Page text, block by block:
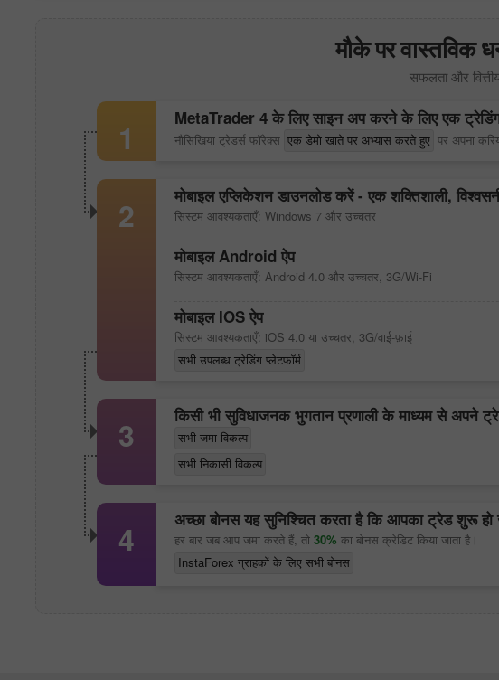
मौके पर वास्तविक
सफलता और
1 MetaTrader 4 के लिए साइन अप करने के लिए एक
नौसिखिया ट्रेडर्स फॉरेक्स एक डेमो खाते पर अभ्यास करते हुए पर अपना
2 मोबाइल एप्लिकेशन डाउनलोड करें - एक शक्तिशाली,
सिस्टम आवश्यकताएँ: Windows 7 और उच्चतर
मोबाइल Android ऐप
सिस्टम आवश्यकताएँ: Android 4.0 और उच्चतर, 3G/Wi-Fi
मोबाइल IOS ऐप
सिस्टम आवश्यकताएँ: iOS 4.0 या उच्चतर, 3G/वाई-फ़ाई
सभी उपलब्ध ट्रेडिंग प्लेटफॉर्म
3 किसी भी सुविधाजनक भुगतान प्रणाली के माध्यम से अपने
सभी जमा विकल्प
सभी निकासी विकल्प
4 अच्छा बोनस यह सुनिश्चित करता है कि आपका ट्रेड शुरू हो
हर बार जब आप जमा करते हैं, तो 30% का बोनस क्रेडिट किया जाता है।
InstaForex ग्राहकों के लिए सभी बोनस